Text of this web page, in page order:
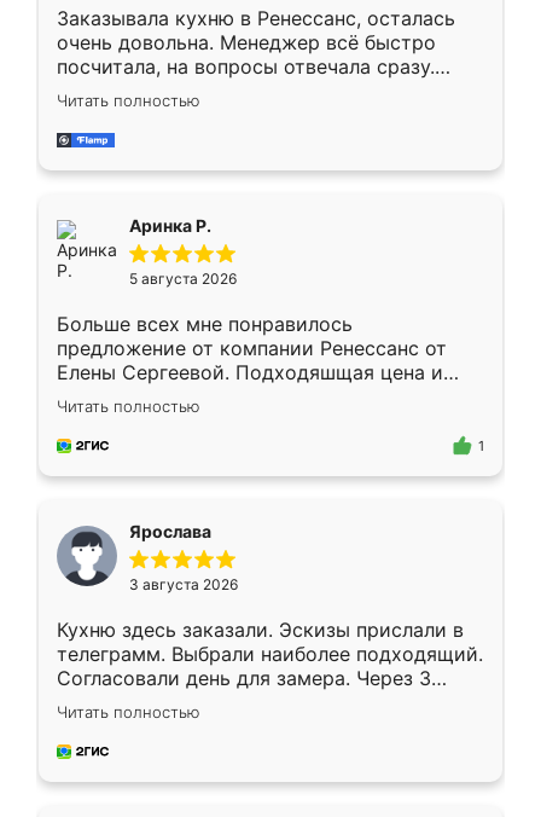
Заказывала кухню в Ренессанс, осталась
очень довольна. Менеджер всё быстро
посчитала, на вопросы отвечала сразу.
Замерщик приехал в субботу, подошёл к
делу со всей ответственностью. Собрали
за день, ребята работали аккуратно, даже
Читать полностью
Аринка Р.
5 августа 2026
Больше всех мне понравилось
предложение от компании Ренессанс от
Елены Сергеевой. Подходяшщая цена и
короткие сроки изготовления. Приехавший
для замера сотрудник Владислав
предложил по моему эскизу самый
Читать полностью
1
Ярослава
3 августа 2026
Кухню здесь заказали. Эскизы прислали в
телеграмм. Выбрали наиболее подходящий.
Согласовали день для замера. Через 3
недели кухня была уже готова. Остались
довольны работой. Спасибо Ренессанс
мебель за качественную работу!
Читать полностью